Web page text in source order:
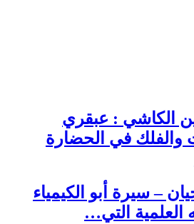
الكاشي : عبقري
والفلك في الحضارة
– سيرة أبو الكيمياء
العلمية التي…